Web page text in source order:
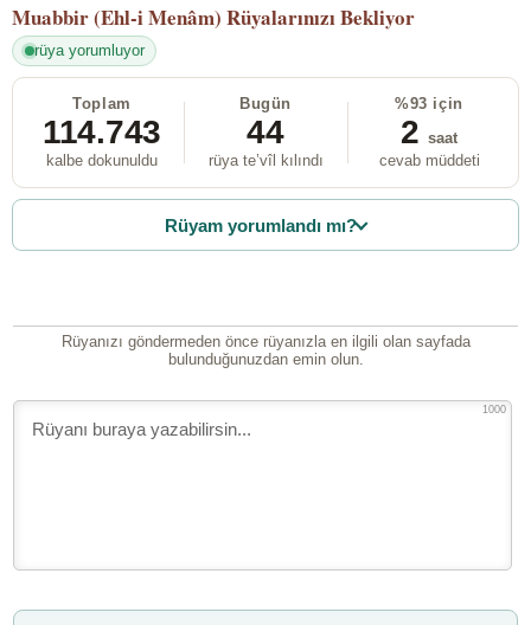
Muabbir (Ehl-i Menâm) Rüyalarınızı Bekliyor
rüya yorumluyor
Toplam
114.743
kalbe dokunuldu
Bugün
44
rüya te’vîl kılındı
%93 için
2 saat
cevab müddeti
Rüyam yorumlandı mı?
Rüyanızı göndermeden önce rüyanızla en ilgili olan sayfada
bulunduğunuzdan emin olun.
1000